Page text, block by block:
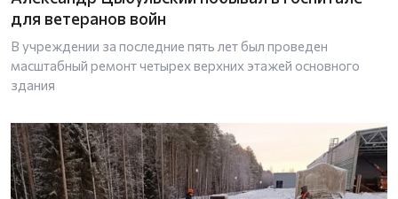
для ветеранов войн
В учреждении за последние пять лет был проведен
масштабный ремонт четырех верхних этажей основного
здания